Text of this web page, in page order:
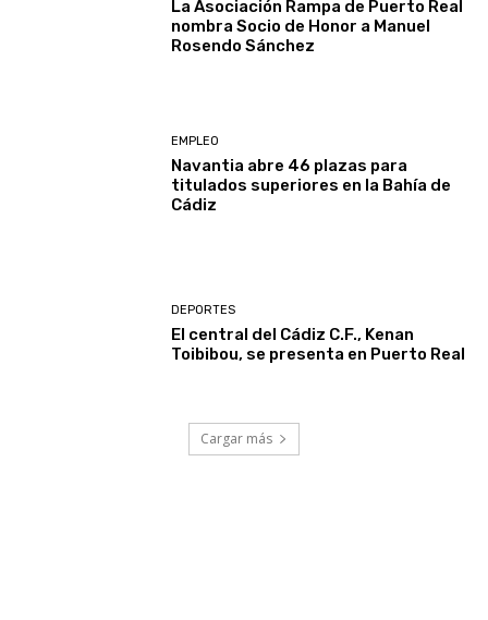
La Asociación Rampa de Puerto Real
nombra Socio de Honor a Manuel
Rosendo Sánchez
EMPLEO
Navantia abre 46 plazas para
titulados superiores en la Bahía de
Cádiz
DEPORTES
El central del Cádiz C.F., Kenan
Toibibou, se presenta en Puerto Real
Cargar más